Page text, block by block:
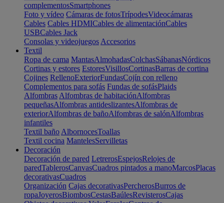
complementosSmartphones
Foto y vídeo Cámaras de fotosTrípodesVideocámaras
Cables Cables HDMICables de alimentaciónCables
USBCables Jack
Consolas y videojuegos Accesorios
Textil
Ropa de cama MantasAlmohadasColchasSábanasNórdicos
Cortinas y estores EstoresVisillosCortinasBarras de cortina
Cojines RellenoExteriorFundasCojín con relleno
Complementos para sofás Fundas de sofásPlaids
Alfombras Alfombras de habitaciónAlfombras
pequeñasAlfombras antideslizantesAlfombras de
exteriorAlfombras de bañoAlfombras de salónAlfombras
infantiles
Textil baño AlbornocesToallas
Textil cocina MantelesServilletas
Decoración
Decoración de pared LetrerosEspejosRelojes de
paredTablerosCanvasCuadros pintados a manoMarcosPlacas
decorativasCuadros
Organización Cajas decorativasPercherosBurros de
ropaJoyerosBiombosCestasBaúlesRevisterosCajas